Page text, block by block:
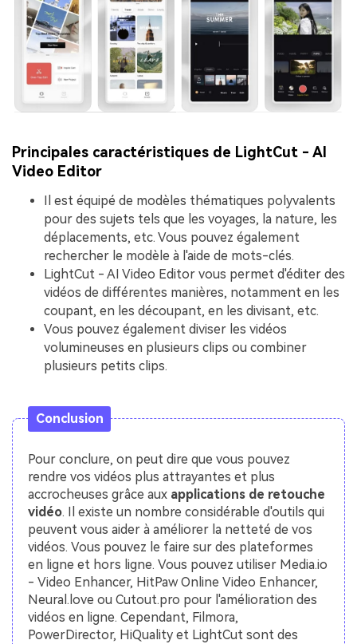
Principales caractéristiques de LightCut - AI
Video Editor
Il est équipé de modèles thématiques polyvalents
pour des sujets tels que les voyages, la nature, les
déplacements, etc. Vous pouvez également
rechercher le modèle à l'aide de mots-clés.
LightCut - AI Video Editor vous permet d'éditer des
vidéos de différentes manières, notamment en les
coupant, en les découpant, en les divisant, etc.
Vous pouvez également diviser les vidéos
volumineuses en plusieurs clips ou combiner
plusieurs petits clips.
Conclusion
Pour conclure, on peut dire que vous pouvez
rendre vos vidéos plus attrayantes et plus
accrocheuses grâce aux applications de retouche
vidéo. Il existe un nombre considérable d'outils qui
peuvent vous aider à améliorer la netteté de vos
vidéos. Vous pouvez le faire sur des plateformes
en ligne et hors ligne. Vous pouvez utiliser Media.io
- Video Enhancer, HitPaw Online Video Enhancer,
Neural.love ou Cutout.pro pour l'amélioration des
vidéos en ligne. Cependant, Filmora,
PowerDirector, HiQuality et LightCut sont des